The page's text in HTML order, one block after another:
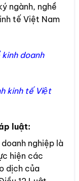
ngành, nghề
tế Việt Nam
kinh doanh
kinh tế Việt
luật:
nghiệp là
hiện các
dịch của